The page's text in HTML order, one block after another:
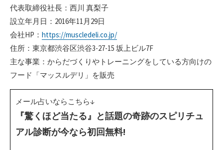
代表取締役社長：西川 真梨子
設立年月日：2016年11月29日
会社HP： https://muscledeli.co.jp/
住所：東京都渋谷区渋谷3-27-15 坂上ビル7F
主な事業：からだづくりやトレーニングをしている方向けの
フード「マッスルデリ」を販売
メール占いならこちら↓
『驚くほど当たる』と話題の奇跡のスピリチュ
アル診断が今なら初回無料!